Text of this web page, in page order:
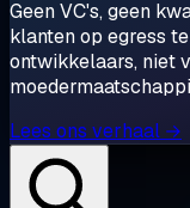
Geen VC's, geen
klanten op egress
ontwikkelaars, niet
Lees ons verhaal →